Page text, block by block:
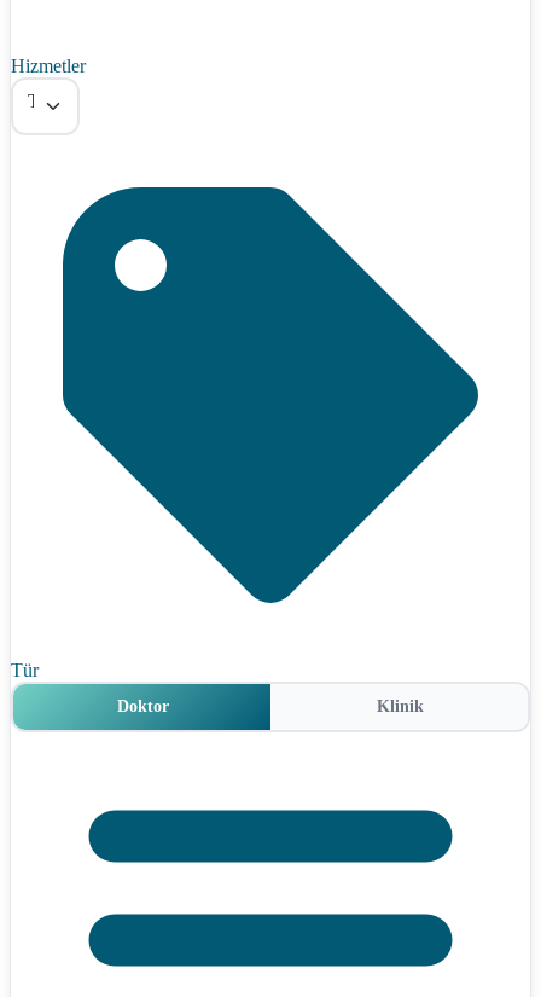
Hizmetler
Tümü
Tür
Doktor Klinik